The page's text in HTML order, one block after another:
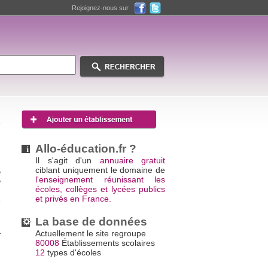
Rejoignez-nous sur
Allo-éducation.fr ?
Il s'agit d'un annuaire gratuit
ciblant uniquement le domaine de
l'enseignement réunissant les
écoles, collèges et lycées publics
et privés en France.
La base de données
Actuellement le site regroupe
80008 Établissements scolaires
12 types d'écoles